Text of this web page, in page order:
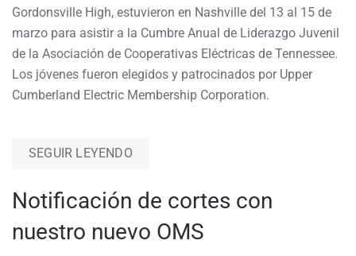
Gordonsville High, estuvieron en Nashville del 13 al 15 de
marzo para asistir a la Cumbre Anual de Liderazgo Juvenil
de la Asociación de Cooperativas Eléctricas de Tennessee.
Los jóvenes fueron elegidos y patrocinados por Upper
Cumberland Electric Membership Corporation.
SEGUIR LEYENDO
Notificación de cortes con
nuestro nuevo OMS